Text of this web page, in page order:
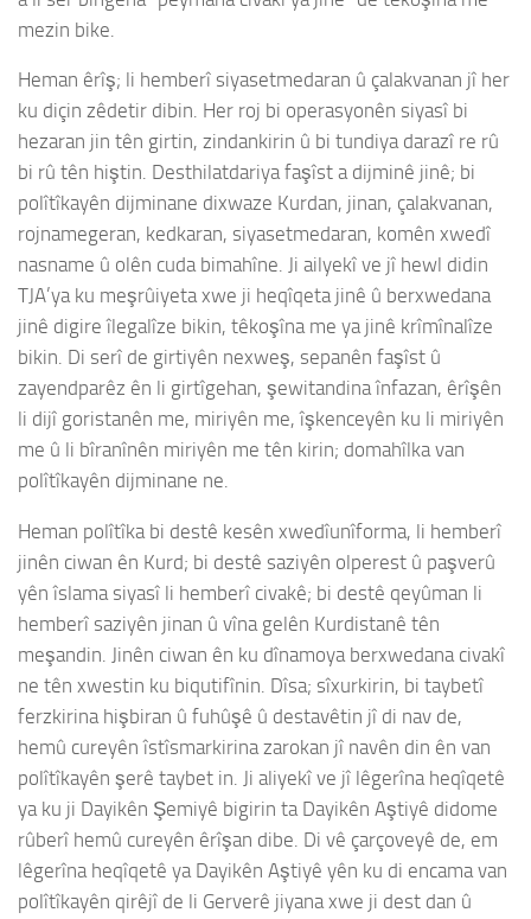
mezin bike.
Heman êrîş; li hemberî siyasetmedaran û çalakvanan jî her
ku diçin zêdetir dibin. Her roj bi operasyonên siyasî bi
hezaran jin tên girtin, zindankirin û bi tundiya darazî re rû
bi rû tên hiştin. Desthilatdariya faşîst a dijminê jinê; bi
polîtîkayên dijminane dixwaze Kurdan, jinan, çalakvanan,
rojnamegeran, kedkaran, siyasetmedaran, komên xwedî
nasname û olên cuda bimahîne. Ji ailyekî ve jî hewl didin
TJA’ya ku meşrûiyeta xwe ji heqîqeta jinê û berxwedana
jinê digire îlegalîze bikin, têkoşîna me ya jinê krîmînalîze
bikin. Di serî de girtiyên nexweş, sepanên faşîst û
zayendparêz ên li girtîgehan, şewitandina înfazan, êrîşên
li dijî goristanên me, miriyên me, îşkenceyên ku li miriyên
me û li bîranînên miriyên me tên kirin; domahîlka van
polîtîkayên dijminane ne.
Heman polîtîka bi destê kesên xwedîunîforma, li hemberî
jinên ciwan ên Kurd; bi destê saziyên olperest û paşverû
yên îslama siyasî li hemberî civakê; bi destê qeyûman li
hemberî saziyên jinan û vîna gelên Kurdistanê tên
meşandin. Jinên ciwan ên ku dînamoya berxwedana civakî
ne tên xwestin ku biqutifînin. Dîsa; sîxurkirin, bi taybetî
ferzkirina hişbiran û fuhûşê û destavêtin jî di nav de,
hemû cureyên îstîsmarkirina zarokan jî navên din ên van
polîtîkayên şerê taybet in. Ji aliyekî ve jî lêgerîna heqîqetê
ya ku ji Dayikên Şemiyê bigirin ta Dayikên Aştiyê didome
rûberî hemû cureyên êrîşan dibe. Di vê çarçoveyê de, em
lêgerîna heqîqetê ya Dayikên Aştiyê yên ku di encama van
polîtîkayên qirêjî de li Gerverê jiyana xwe ji dest dan û